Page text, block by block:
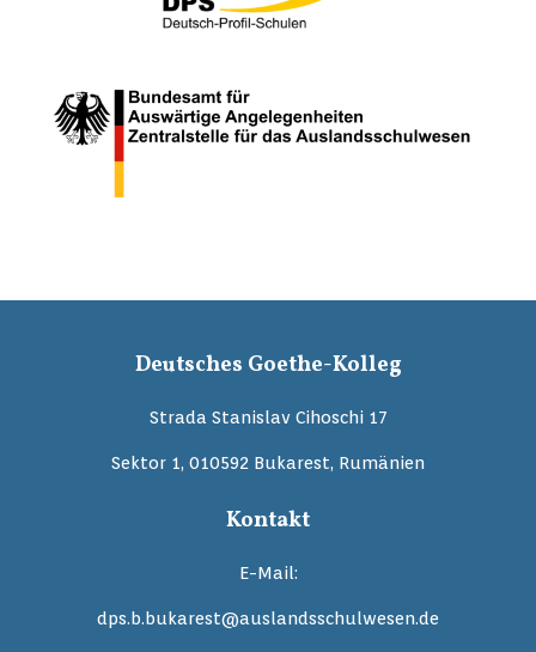
Deutsches Goethe-Kolleg
Strada Stanislav Cihoschi 17
Sektor 1, 010592 Bukarest, Rumänien
Kontakt
E-Mail:
dps.b.bukarest@auslandsschulwesen.de